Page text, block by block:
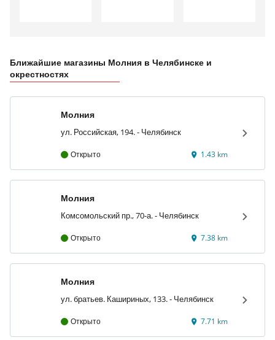
Ближайшие магазины Молния в Челябинске и
окрестностях
Молния
ул. Российская, 194. - Челябинск
Открыто 1.43 km
Молния
Комсомольский пр., 70-а. - Челябинск
Открыто 7.38 km
Молния
ул. братьев. Кашириных, 133. - Челябинск
Открыто 7.71 km